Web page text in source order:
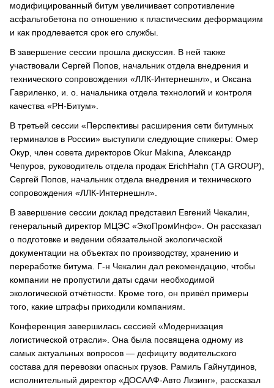
модифицированный битум увеличивает сопротивление
асфальтобетона по отношению к пластическим деформациям
и как продлевается срок его службы.
В завершение сессии прошла дискуссия. В ней также
участвовали Сергей Попов, начальник отдела внедрения и
технического сопровождения «ЛЛК-Интернешнл», и Оксана
Гавриленко, и. о. начальника отдела технологий и контроля
качества «РН-Битум».
В третьей сессии «Перспективы расширения сети битумных
терминалов в России» выступили следующие спикеры: Омер
Окур, член совета директоров Okur Makına, Александр
Чепуров, руководитель отдела продаж EriсhHahn (ТА GROUP),
Сергей Попов, начальник отдела внедрения и технического
сопровождения «ЛЛК-Интернешнл».
В завершение сессии доклад представил Евгений Чекалин,
генеральный директор МЦЭС «ЭкоПромИнфо». Он рассказал
о подготовке и ведении обязательной экологической
документации на объектах по производству, хранению и
переработке битума. Г-н Чекалин дал рекомендацию, чтобы
компании не пропустили даты сдачи необходимой
экологической отчётности. Кроме того, он привёл примеры
того, какие штрафы приходили компаниям.
Конференция завершилась сессией «Модернизация
логистической отрасли». Она была посвящена одному из
самых актуальных вопросов — дефициту водительского
состава для перевозки опасных грузов. Рамиль Гайнутдинов,
исполнительный директор «ДОСААФ-Авто Лизинг», рассказал